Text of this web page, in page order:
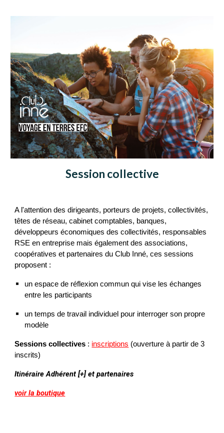
Session collective
A l'attention des dirigeants, porteurs de projets, collectivités,
têtes de réseau, cabinet comptables, banques,
développeurs économiques des collectivités, responsables
RSE en entreprise mais également des associations,
coopératives et partenaires du Club Inné, ces sessions
proposent :
un espace de réflexion commun qui vise les échanges
entre les participants
un temps de travail individuel pour interroger son propre
modèle
Sessions collectives : inscriptions (ouverture à partir de 3
inscrits)
Itinéraire Adhérent [+] et partenaires
voir la boutique